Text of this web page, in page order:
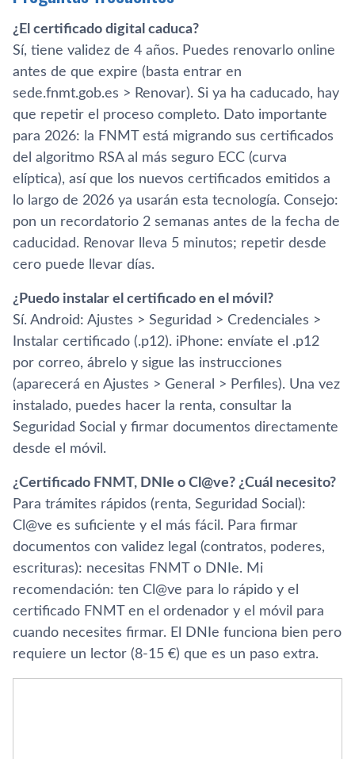
¿El certificado digital caduca?
Sí, tiene validez de 4 años. Puedes renovarlo online
antes de que expire (basta entrar en
sede.fnmt.gob.es > Renovar). Si ya ha caducado, hay
que repetir el proceso completo. Dato importante
para 2026: la FNMT está migrando sus certificados
del algoritmo RSA al más seguro ECC (curva
elíptica), así que los nuevos certificados emitidos a
lo largo de 2026 ya usarán esta tecnología. Consejo:
pon un recordatorio 2 semanas antes de la fecha de
caducidad. Renovar lleva 5 minutos; repetir desde
cero puede llevar días.
¿Puedo instalar el certificado en el móvil?
Sí. Android: Ajustes > Seguridad > Credenciales >
Instalar certificado (.p12). iPhone: envíate el .p12
por correo, ábrelo y sigue las instrucciones
(aparecerá en Ajustes > General > Perfiles). Una vez
instalado, puedes hacer la renta, consultar la
Seguridad Social y firmar documentos directamente
desde el móvil.
¿Certificado FNMT, DNIe o Cl@ve? ¿Cuál necesito?
Para trámites rápidos (renta, Seguridad Social):
Cl@ve es suficiente y el más fácil. Para firmar
documentos con validez legal (contratos, poderes,
escrituras): necesitas FNMT o DNIe. Mi
recomendación: ten Cl@ve para lo rápido y el
certificado FNMT en el ordenador y el móvil para
cuando necesites firmar. El DNIe funciona bien pero
requiere un lector (8-15 €) que es un paso extra.